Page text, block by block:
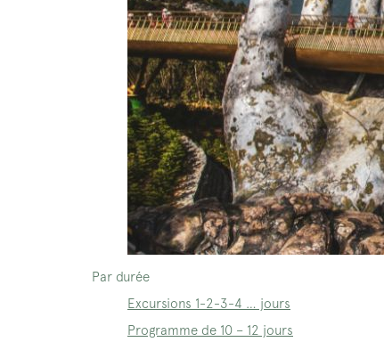
Par durée
Excursions 1-2-3-4 … jours
Programme de 10 – 12 jours